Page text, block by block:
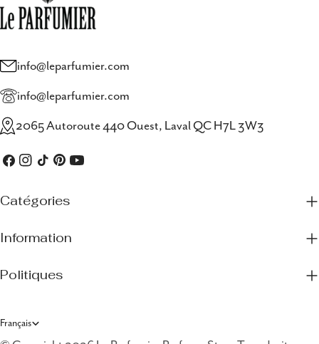
info@leparfumier.com
info@leparfumier.com
2065 Autoroute 440 Ouest, Laval QC H7L 3W3
Facebook
Instagram
TIC Pinterest
Youtube
Catégories
Information
Politiques
L
Français